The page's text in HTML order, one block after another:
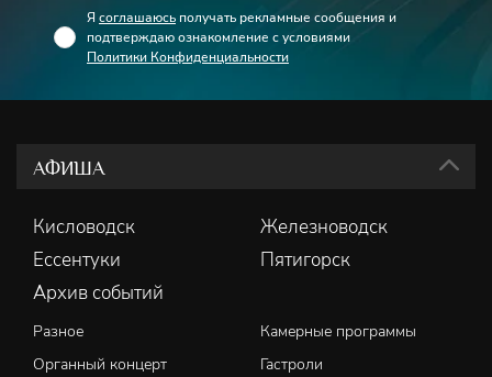
Я соглашаюсь получать рекламные сообщения и
подтверждаю ознакомление с условиями
Политики Конфиденциальности
АФИША
Кисловодск
Железноводск
Ессентуки
Пятигорск
Архив событий
Разное
Камерные программы
Органный концерт
Гастроли